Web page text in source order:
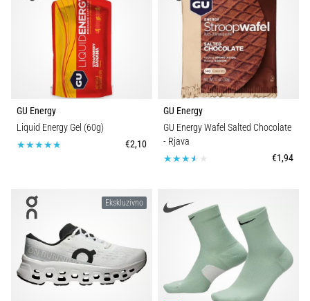
GU Energy
Liquid Energy Gel (60g)
€2,10
GU Energy
GU Energy Wafel Salted Chocolate
- Rjava
€1,94
Ekskluzivno